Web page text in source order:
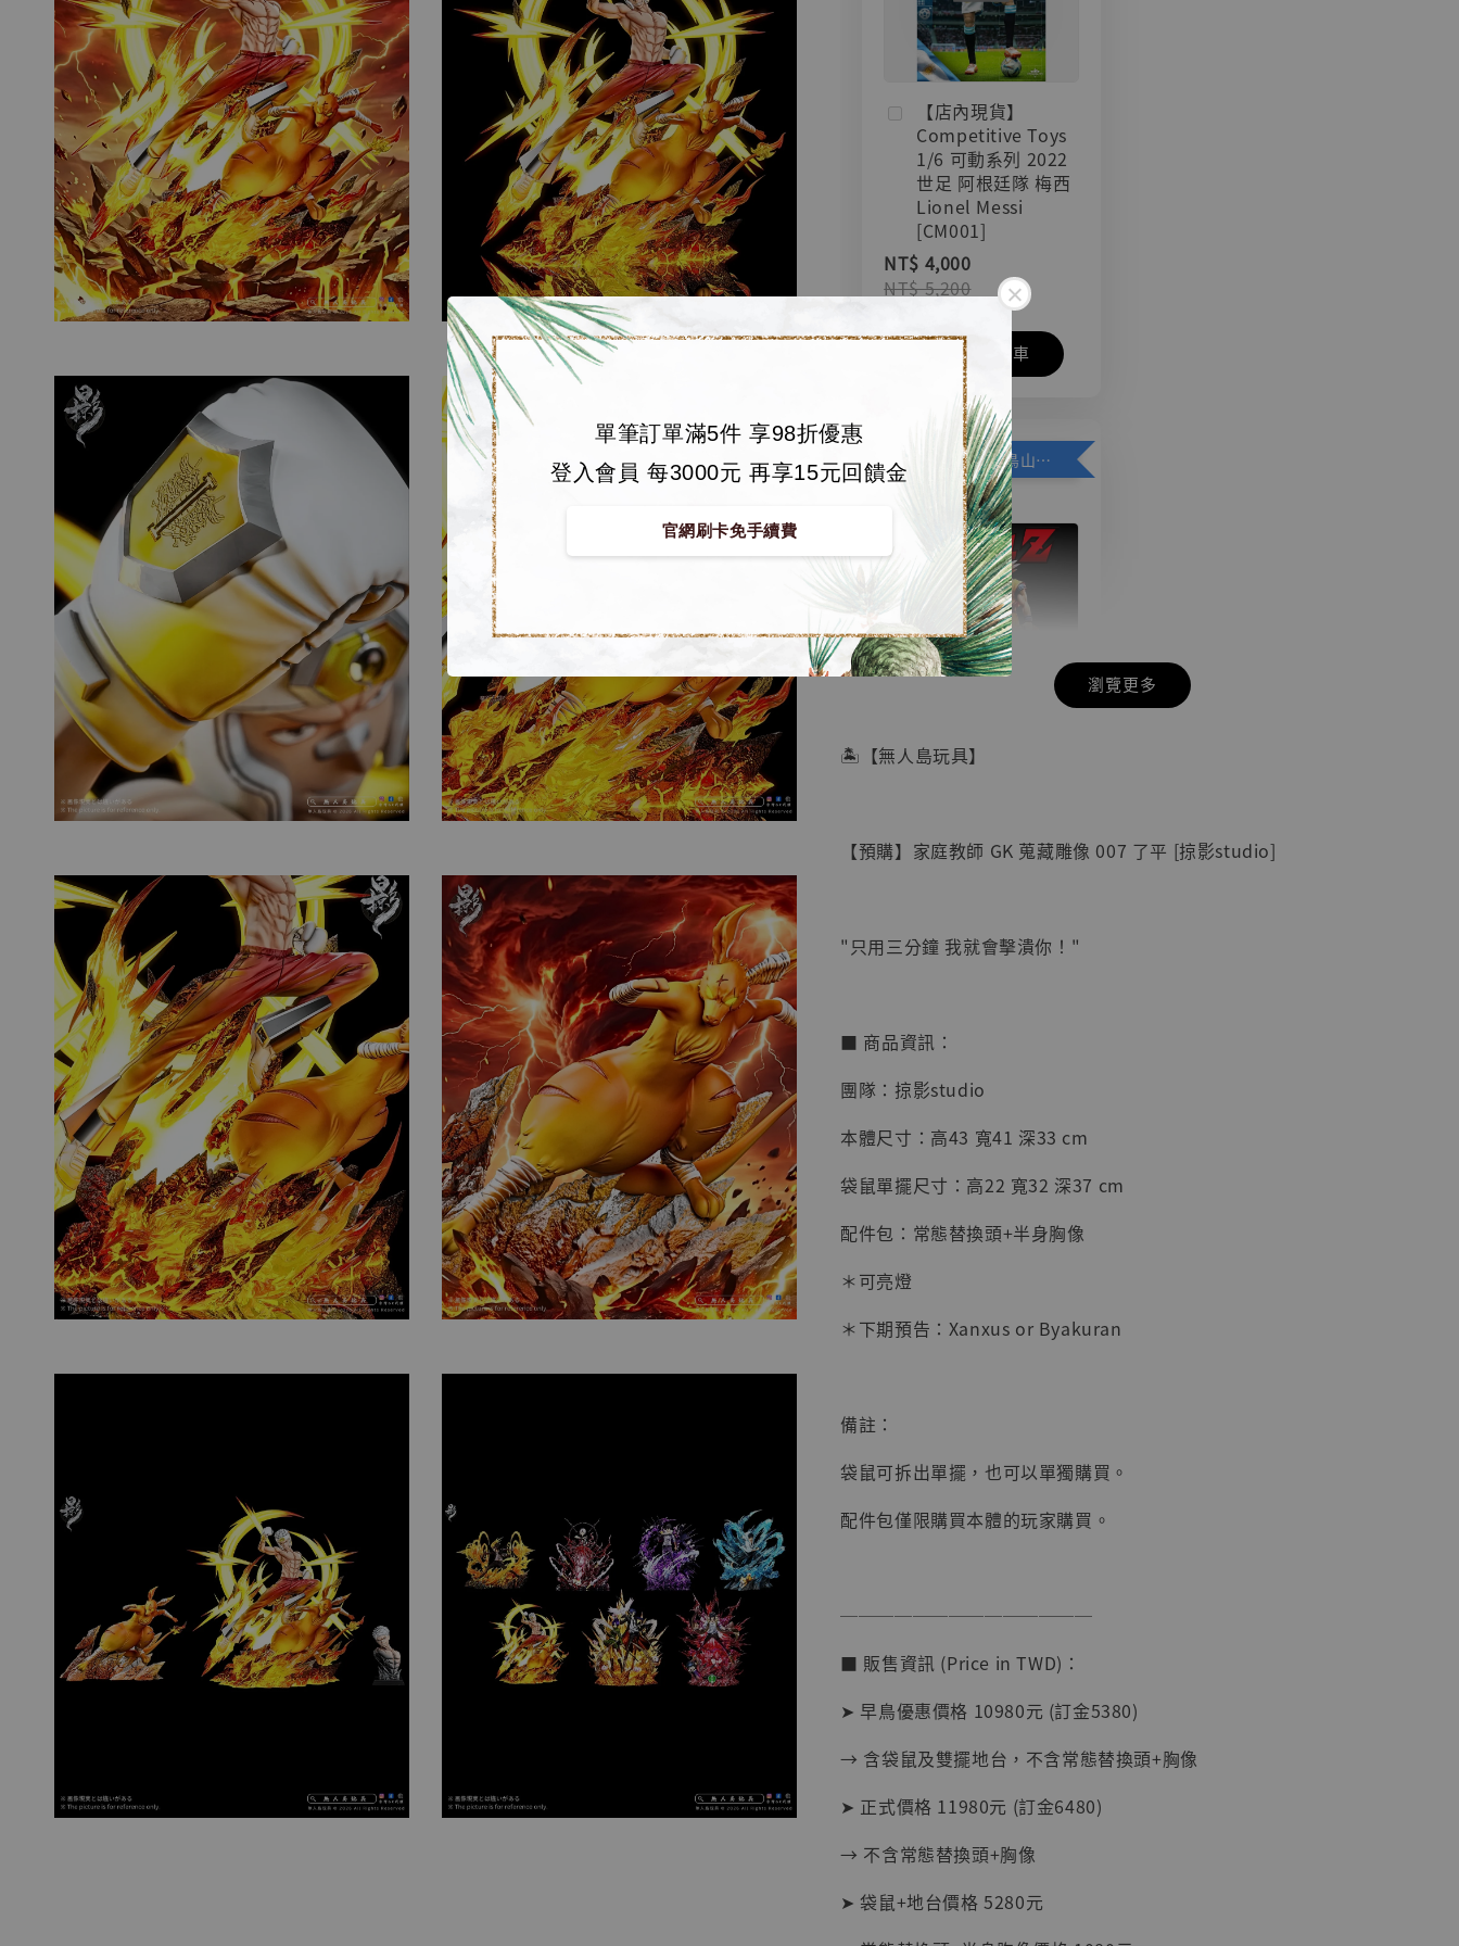
單筆訂單滿5件 享98折優惠
登入會員 每3000元 再享15元回饋金
官網刷卡免手續費
【店內現貨】
Competitive Toys
1/6 可動系列 2022
世足 阿根廷隊 梅西
Lionel Messi
[CM001]
NT$ 4,000
NT$ 5,200
加入購物車
加購優惠【悟空 鳥山明紀念款 [奇蹟工作室]】
【店內現貨】七龍珠
系列蒐藏雕像 悟空
NT$ 4,280
- +
加入購物車
【店內現貨】海賊王
NT$ 1,870
加購優惠【讓子彈飛 鵝城縣長 張麻子 [BK01]】
瀏覽更多
🏝【無人島玩具】
【預購】家庭教師 GK 蒐藏雕像 007 了平 [掠影studio]
"只用三分鐘 我就會擊潰你！"
■ 商品資訊：
團隊：掠影studio
本體尺寸：高43 寬41 深33 cm
袋鼠單擺尺寸：高22 寬32 深37 cm
配件包：常態替換頭+半身胸像
＊可亮燈
＊下期預告：Xanxus or Byakuran
備註：
袋鼠可拆出單擺，也可以單獨購買。
配件包僅限購買本體的玩家購買。
──────────────
■ 販售資訊 (Price in TWD)：
➤ 早鳥優惠價格 10980元 (訂金5380)
→ 含袋鼠及雙擺地台，不含常態替換頭+胸像
➤ 正式價格 11980元 (訂金6480)
→ 不含常態替換頭+胸像
➤ 袋鼠+地台價格 5280元